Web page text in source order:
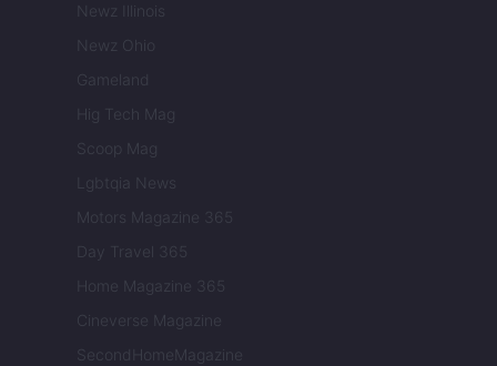
Newz Illinois
Newz Ohio
Gameland
Hig Tech Mag
Scoop Mag
Lgbtqia News
Motors Magazine 365
Day Travel 365
Home Magazine 365
Cineverse Magazine
SecondHomeMagazine